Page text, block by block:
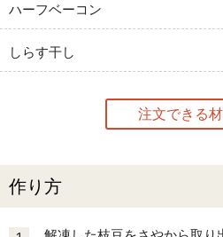
ハーフベーコン
しらす干し
注文できる
作り方